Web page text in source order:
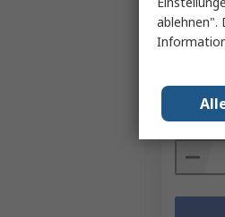
€ 19,93
ablehnen".